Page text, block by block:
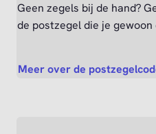
Geen zegels bij de hand?
de postzegel die je
Meer over de